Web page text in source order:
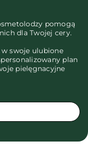
pomogą
dla Twojej cery.
swoje ulubione
plan
pielęgnacyjne